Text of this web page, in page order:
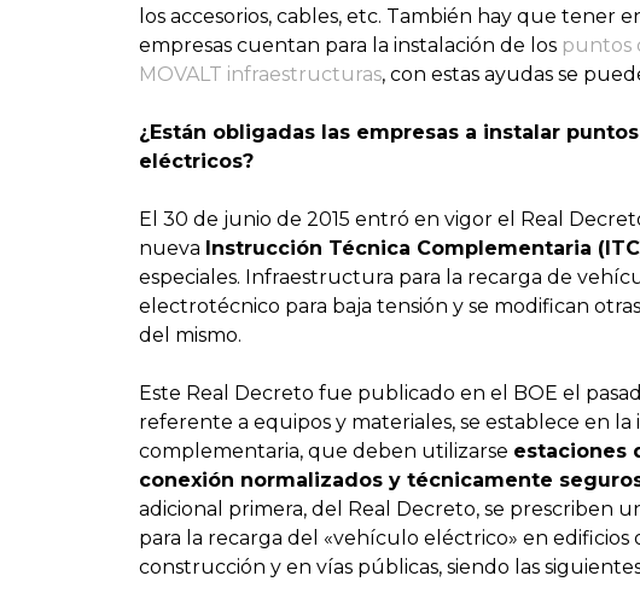
los accesorios, cables, etc. También hay que tener
empresas cuentan para la instalación de los puntos
MOVALT infraestructuras, con estas ayudas se
¿Están obligadas las empresas a instalar
eléctricos?
El 30 de junio de 2015 entró en vigor el Real
nueva Instrucción Técnica Complementaria
especiales. Infraestructura para la recarga de
electrotécnico para baja tensión y se modifican
del mismo.
Este Real Decreto fue publicado en el BOE el
referente a equipos y materiales, se establece en
complementaria, que deben utilizarse estaciones
conexión normalizados y técnicamente
adicional primera, del Real Decreto, se prescriben
para la recarga del «vehículo eléctrico» en edificios
construcción y en vías públicas, siendo las